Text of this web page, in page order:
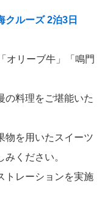
クルーズ 2泊3日
オリーブ牛」「鳴門
の料理をご堪能いた
物を用いたスイーツ
ください。
トレーションを実施